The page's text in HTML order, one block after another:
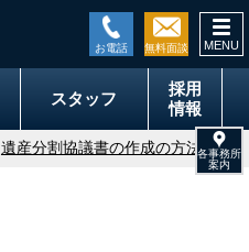
スタッフ
採用
情報
遺産分割協議書の作成の方法